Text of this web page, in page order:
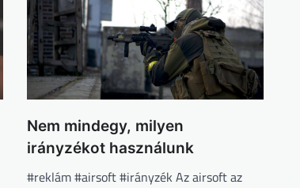
Nem mindegy, milyen
irányzékot használunk
#reklám #airsoft #irányzék Az airsoft az